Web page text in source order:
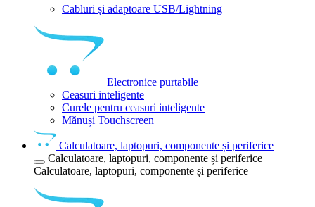
Cabluri și adaptoare USB/Lightning
Electronice purtabile
Ceasuri inteligente
Curele pentru ceasuri inteligente
Mănuși Touchscreen
Calculatoare, laptopuri, componente și periferice
Calculatoare, laptopuri, componente și periferice
Calculatoare, laptopuri, componente și periferice